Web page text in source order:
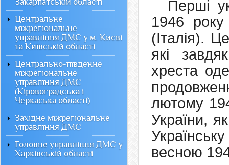
Перші
1946
(Італія).
які
хреста
лютому
України,
весною
Центральне
міжрегіональне
управління ДМС у м. Києві
та Київській області
Центрально-південне
міжрегіональне
управління ДМС
(Кіровоградська і
Черкаська області)
Західне міжрегіональне
управління ДМС
Головне управління ДМС у
Харківській області